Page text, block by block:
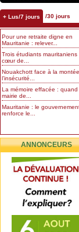
+ Lus/7 jours /30 jours
Pour une retraite digne en
Mauritanie : relever...
Trois étudiants mauritaniens
cœur de...
Nouakchott face à la
l’insécurité...
La mémoire effacée : quand
mairie de...
Mauritanie : le
renforce le...
ANNONCEURS